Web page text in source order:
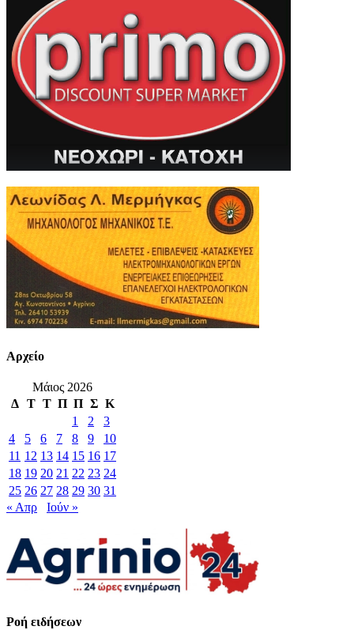
Αρχείο
Μάιος 2026
Δ Τ Τ Π Π Σ Κ
1
2
3
4
5 6 7 8 9
10
11 12 13 14 15 16 17
18 19 20 21 22 23 24
25 26 27 28 29 30 31
« Απρ
Ιούν »
Ροή ειδήσεων